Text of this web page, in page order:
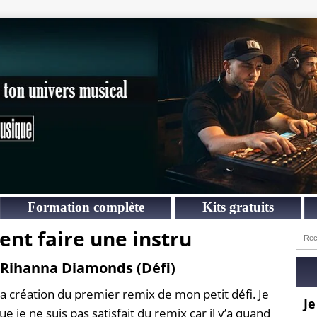
Formation complète Kits gratuits
faire une instru
Diamonds (Défi)
création du premier remix de mon petit défi. Je
je ne suis pas satisfait du remix car il y’a quand